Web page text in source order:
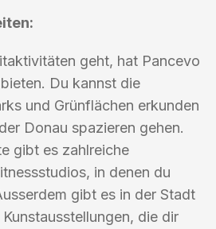
geht, hat Pancevo
Du kannst die
und Grünflächen erkunden
Donau spazieren gehen.
gibt es zahlreiche
in denen du
gibt es in der Stadt
die dir